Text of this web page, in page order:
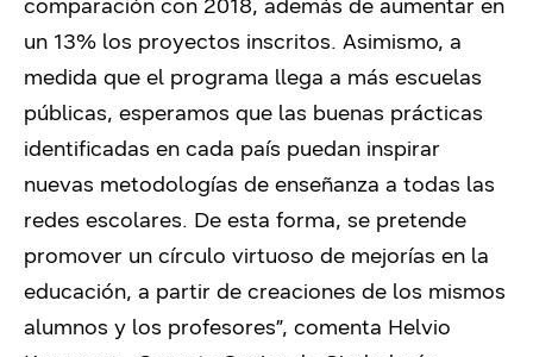
comparación con 2018, además de aumentar en
un 13% los proyectos inscritos. Asimismo, a
medida que el programa llega a más escuelas
públicas, esperamos que las buenas prácticas
identificadas en cada país puedan inspirar
nuevas metodologías de enseñanza a todas las
redes escolares. De esta forma, se pretende
promover un círculo virtuoso de mejorías en la
educación, a partir de creaciones de los mismos
alumnos y los profesores”, comenta Helvio